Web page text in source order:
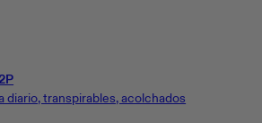
diario, transpirables, acolchados